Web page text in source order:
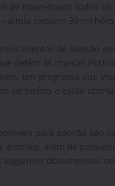
de maus-tratos todos os
ainda existem 30
eventos de adoção
detém as marcas
um programa que
de bichos e estão
para adoção são
animais, além de
documentos: